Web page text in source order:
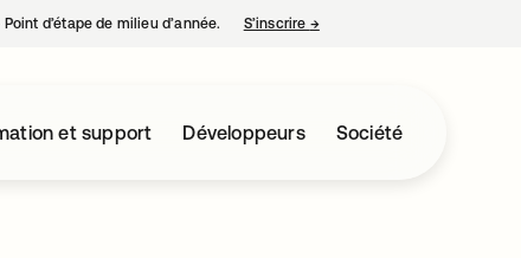
d’étape de milieu d’année. S’inscrire →s’ouvre dans un nouvel onglet
et support Développeurs Société